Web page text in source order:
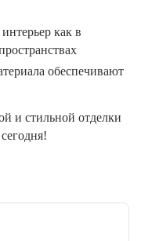
как в
обеспечивают
и стильной отделки